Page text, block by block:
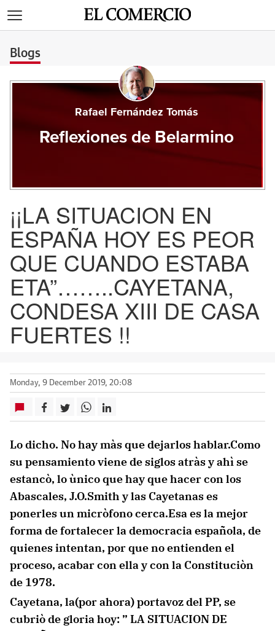
Blogs
Rafael Fernández Tomás
Reflexiones de Belarmino
¡¡LA SITUACION EN
ESPAÑA HOY ES PEOR
QUE CUANDO ESTABA
ETA”……..CAYETANA,
CONDESA XIII DE CASA
FUERTES !!
Monday, 9 December 2019, 20:08
Lo dicho. No hay màs que dejarlos hablar.Como
su pensamiento viene de siglos atràs y ahì se
estancò, lo ùnico que hay que hacer con los
Abascales, J.O.Smith y las Cayetanas es
ponerles un micròfono cerca.Esa es la mejor
forma de fortalecer la democracia española, de
quienes intentan, por que no entienden el
proceso, acabar con ella y con la Constituciòn
de 1978.
Cayetana, la(por ahora) portavoz del PP, se
cubriò de gloria hoy: ” LA SITUACION DE